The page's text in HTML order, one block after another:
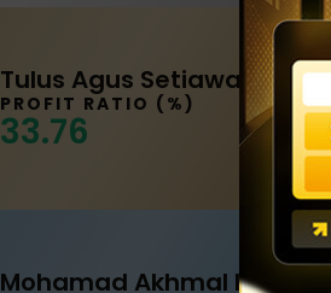
Tulus Agus Setiawan
PROFIT RATIO (%)
33.76